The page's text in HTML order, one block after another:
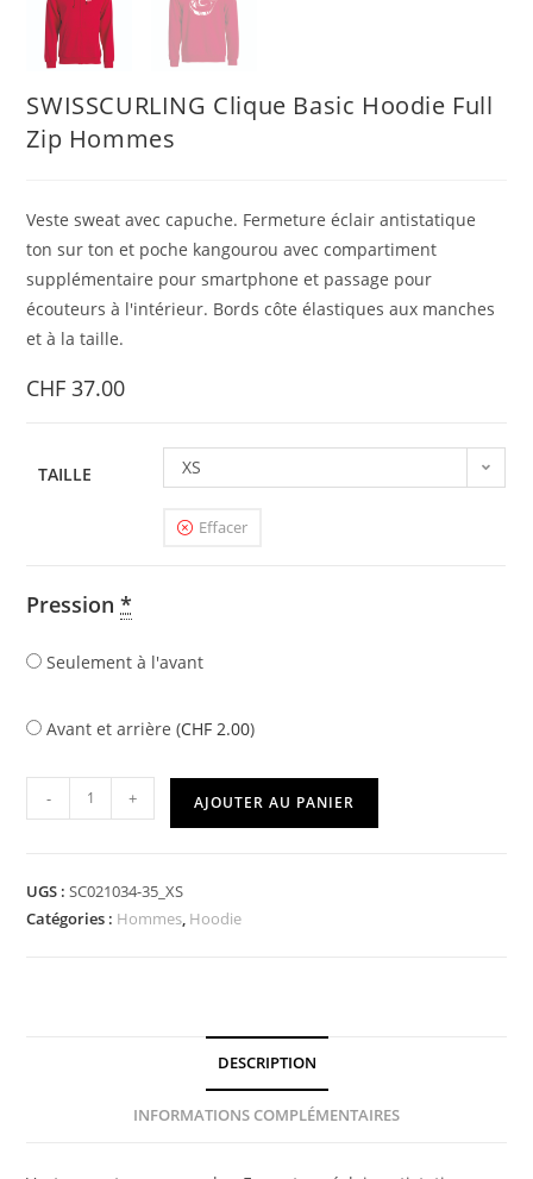
SWISSCURLING Clique Basic Hoodie Full
Zip Hommes
Veste sweat avec capuche. Fermeture éclair antistatique
ton sur ton et poche kangourou avec compartiment
supplémentaire pour smartphone et passage pour
écouteurs à l'intérieur. Bords côte élastiques aux manches
et à la taille.
CHF 37.00
TAILLE XS
Effacer
Pression*
Seulement à l'avant
Avant et arrière (CHF 2.00)
- + AJOUTER AU PANIER
UGS :SC021034-35_XS
Catégories : Hommes, Hoodie
DESCRIPTION
INFORMATIONS COMPLÉMENTAIRES